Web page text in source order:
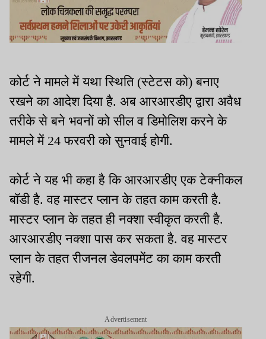
कोर्ट ने मामले में यथा स्थिति (स्टेटस को) बनाए
रखने का आदेश दिया है. अब आरआरडीए द्वारा अवैध
तरीके से बने भवनों को सील व डिमोलिश करने के
मामले में 24 फरवरी को सुनवाई होगी.
कोर्ट ने यह भी कहा है कि आरआरडीए एक टेक्नीकल
बॉडी है. वह मास्टर प्लान के तहत काम करती है.
मास्टर प्लान के तहत ही नक्शा स्वीकृत करती है.
आरआरडीए नक्शा पास कर सकता है. वह मास्टर
प्लान के तहत रीजनल डेवलपमेंट का काम करती
रहेगी.
Advertisement